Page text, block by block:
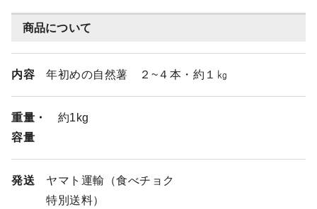
商品について
内容 年初めの自然薯 ２~４本・約１㎏
重量・
容量
約1kg
発送
ヤマト運輸（食べチョク
特別送料）